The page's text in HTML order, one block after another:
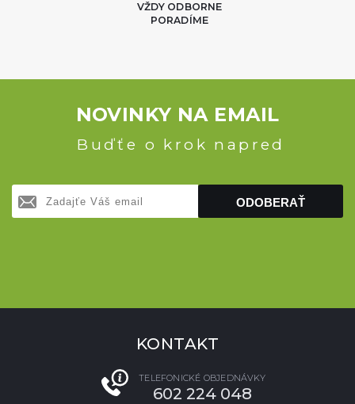
VŽDY ODBORNE
PORADÍME
NOVINKY NA EMAIL
Buďťe o krok napred
ODOBERAŤ
KONTAKT
TELEFONICKÉ OBJEDNÁVKY
602 224 048